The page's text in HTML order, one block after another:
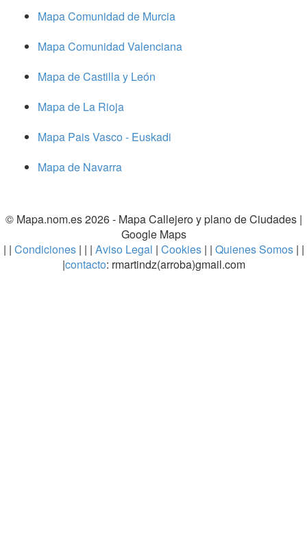
Mapa Comunidad de Murcia
Mapa Comunidad Valenciana
Mapa de Castilla y León
Mapa de La Rioja
Mapa Pais Vasco - Euskadi
Mapa de Navarra
© Mapa.nom.es 2026 - Mapa Callejero y plano de Ciudades|
Google Maps
| | Condiciones| | | Aviso Legal | Cookies | | Quienes Somos | |
|contacto: rmartindz(arroba)gmail.com